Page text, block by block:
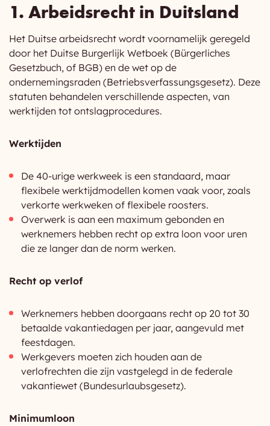
1. Arbeidsrecht in Duitsland
Het Duitse arbeidsrecht wordt voornamelijk geregeld
door het Duitse Burgerlijk Wetboek (Bürgerliches
Gesetzbuch, of BGB) en de wet op de
ondernemingsraden (Betriebsverfassungsgesetz). Deze
statuten behandelen verschillende aspecten, van
werktijden tot ontslagprocedures.
Werktijden
De 40-urige werkweek is een standaard, maar
flexibele werktijdmodellen komen vaak voor, zoals
verkorte werkweken of flexibele roosters.
Overwerk is aan een maximum gebonden en
werknemers hebben recht op extra loon voor uren
die ze langer dan de norm werken.
Recht op verlof
Werknemers hebben doorgaans recht op 20 tot 30
betaalde vakantiedagen per jaar, aangevuld met
feestdagen.
Werkgevers moeten zich houden aan de
verlofrechten die zijn vastgelegd in de federale
vakantiewet (Bundesurlaubsgesetz).
Minimumloon